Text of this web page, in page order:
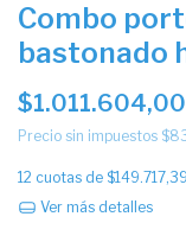
Combo
bastonado
$1.011.604,00
Precio sin impuestos
12 cuotas de $149.717,39
Ver más detalles